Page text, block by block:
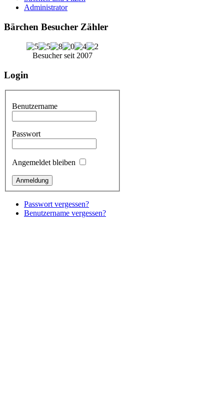
Administrator
Bärchen Besucher Zähler
Besucher seit 2007
Login
Benutzername
Passwort
Angemeldet bleiben
Passwort vergessen?
Benutzername vergessen?